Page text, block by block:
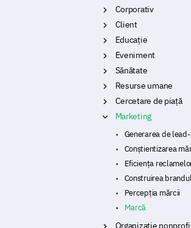
Corporativ
Client
Educație
Eveniment
Sănătate
Resurse umane
Cercetare de piață
Marketing
Generarea de
Conștientizarea
Eficiența
Construirea
Percepția mărcii
Marcă
Organizație